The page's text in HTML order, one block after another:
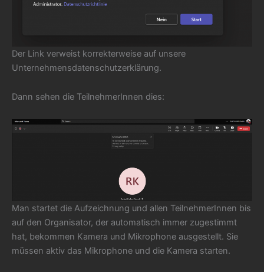
Der Link verweist korrekterweise auf unsere
Unternehmensdatenschutzerklärung.
Dann sehen die TeilnehmerInnen dies:
Man startet die Aufzeichnung und allen TeilnehmerInnen bis
auf den Organisator, der automatisch immer zugestimmt
hat, bekommen Kamera und Mikrophone ausgestellt. Sie
müssen aktiv das Mikrophone und die Kamera starten.